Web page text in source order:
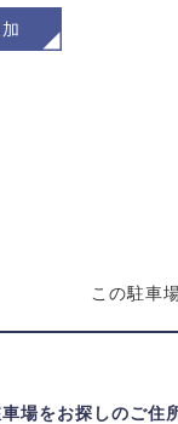
この駐車
場をお探しのご住